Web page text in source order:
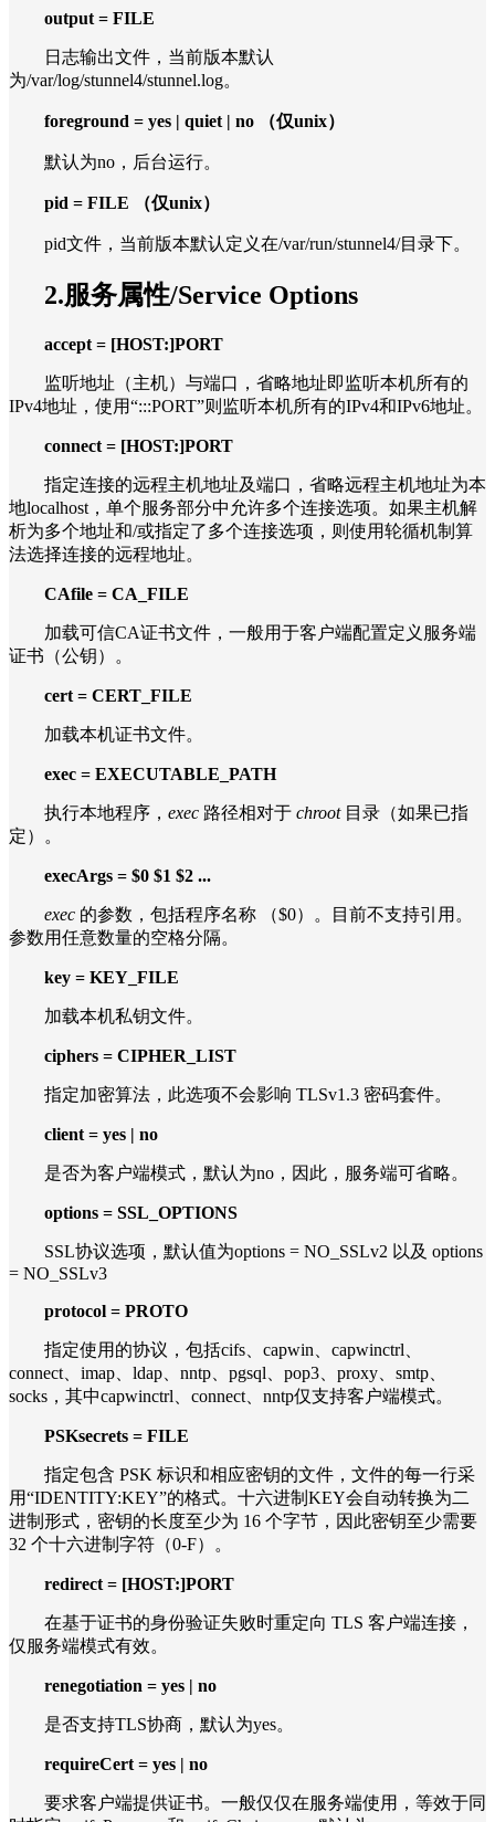
output = FILE
日志输出文件，当前版本默认
为/var/log/stunnel4/stunnel.log。
foreground = yes | quiet | no （仅unix）
默认为no，后台运行。
pid = FILE （仅unix）
pid文件，当前版本默认定义在/var/run/stunnel4/目录下。
2.服务属性/Service Options
accept = [HOST:]PORT
监听地址（主机）与端口，省略地址即监听本机所有的
IPv4地址，使用“:::PORT”则监听本机所有的IPv4和IPv6地址。
connect = [HOST:]PORT
指定连接的远程主机地址及端口，省略远程主机地址为本
地localhost，单个服务部分中允许多个连接选项。如果主机解
析为多个地址和/或指定了多个连接选项，则使用轮循机制算
法选择连接的远程地址。
CAfile = CA_FILE
加载可信CA证书文件，一般用于客户端配置定义服务端
证书（公钥）。
cert = CERT_FILE
加载本机证书文件。
exec = EXECUTABLE_PATH
执行本地程序， exec 路径相对于 chroot目录（如果已指
定）。
execArgs = $0 $1 $2 ...
exec 的参数，包括程序名称 （$0）。目前不支持引用。
参数用任意数量的空格分隔。
key = KEY_FILE
加载本机私钥文件。
ciphers = CIPHER_LIST
指定加密算法，此选项不会影响 TLSv1.3 密码套件。
client = yes | no
是否为客户端模式，默认为no，因此，服务端可省略。
options = SSL_OPTIONS
SSL协议选项，默认值为options = NO_SSLv2 以及 options
= NO_SSLv3
protocol = PROTO
指定使用的协议，包括cifs、capwin、capwinctrl、
connect、imap、ldap、nntp、pgsql、pop3、proxy、smtp、
socks，其中capwinctrl、connect、nntp仅支持客户端模式。
PSKsecrets = FILE
指定包含 PSK 标识和相应密钥的文件，文件的每一行采
用“IDENTITY:KEY”的格式。十六进制KEY会自动转换为二
进制形式，密钥的长度至少为 16 个字节，因此密钥至少需要
32 个十六进制字符（0-F）。
redirect = [HOST:]PORT
在基于证书的身份验证失败时重定向 TLS 客户端连接，
仅服务端模式有效。
renegotiation = yes | no
是否支持TLS协商，默认为yes。
requireCert = yes | no
要求客户端提供证书。一般仅仅在服务端使用，等效于同